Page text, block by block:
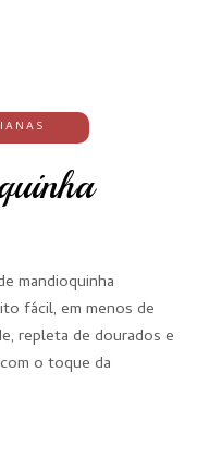
mandioquinha
fácil, em menos de
repleta de dourados e
o toque da